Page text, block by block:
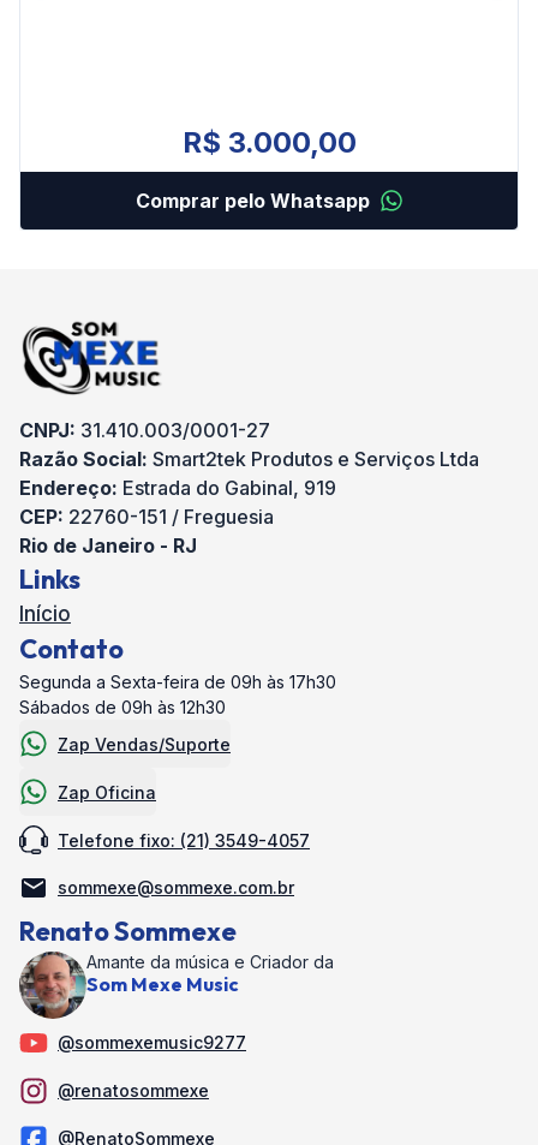
R$ 3.000,00
Comprar pelo Whatsapp
CNPJ: 31.410.003/0001-27
Razão Social: Smart2tek Produtos e Serviços Ltda
Endereço: Estrada do Gabinal, 919
CEP: 22760-151 / Freguesia
Rio de Janeiro - RJ
Links
Início
Contato
Segunda a Sexta-feira de 09h às 17h30
Sábados de 09h às 12h30
Zap Vendas/Suporte
Zap Oficina
Telefone fixo: (21) 3549-4057
sommexe@sommexe.com.br
Renato Sommexe
Amante da música e Criador da
Som Mexe Music
@sommexemusic9277
@renatosommexe
@RenatoSommexe